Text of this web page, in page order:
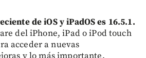
de iOS y iPadOS es 16.5.1.
del iPhone, iPad o iPod touch
acceder a nuevas